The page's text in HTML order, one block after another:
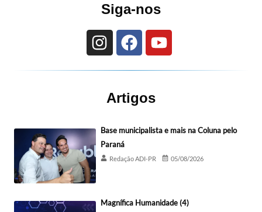
Siga-nos
Artigos
Base municipalista e mais na Coluna pelo
Paraná
Redação ADI-PR 05/08/2026
Magnífica Humanidade (4)